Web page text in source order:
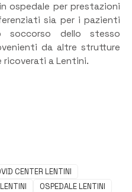
ospedale per prestazioni
sia per i pazienti
soccorso dello stesso
da altre strutture
ricoverati a Lentini.
CENTER LENTINI
LENTINI OSPEDALE LENTINI